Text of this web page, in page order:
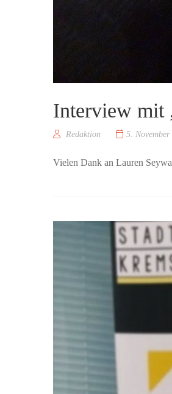
Interview mit
Redaktion 5. November
Vielen Dank an Lauren